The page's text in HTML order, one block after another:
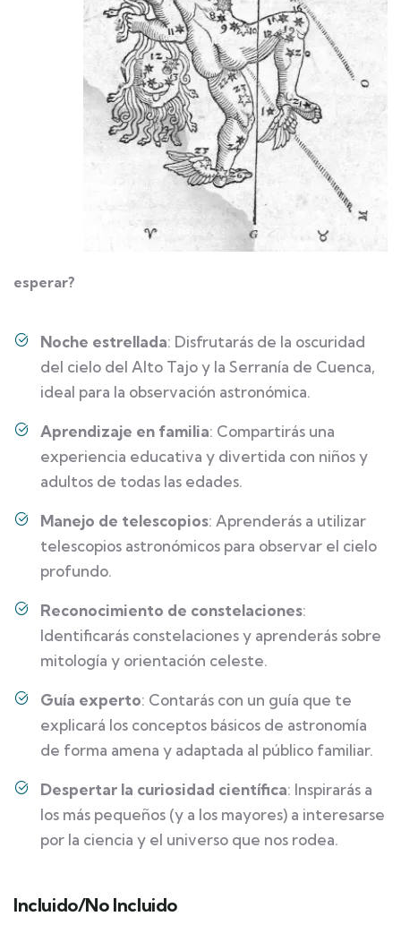
esperar?
Noche estrellada: Disfrutarás de la oscuridad
del cielo del Alto Tajo y la Serranía de Cuenca,
ideal para la observación astronómica.
Aprendizaje en familia: Compartirás una
experiencia educativa y divertida con niños y
adultos de todas las edades.
Manejo de telescopios: Aprenderás a utilizar
telescopios astronómicos para observar el cielo
profundo.
Reconocimiento de constelaciones:
Identificarás constelaciones y aprenderás sobre
mitología y orientación celeste.
Guía experto: Contarás con un guía que te
explicará los conceptos básicos de astronomía
de forma amena y adaptada al público familiar.
Despertar la curiosidad científica: Inspirarás a
los más pequeños (y a los mayores) a interesarse
por la ciencia y el universo que nos rodea.
Incluido/No Incluido